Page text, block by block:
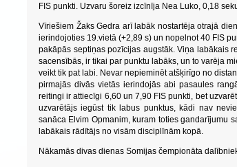
FIS punkti. Uzvaru šoreiz izcīnīja Nea Luko, 0,18
Vīriešiem Žaks Gedra arī labāk nostartēja otrajā
ierindojoties 19.vietā (+2,89 s) un nopelnot 40 FIS
pakāpās septiņas pozīcijas augstāk. Viņa labākais
sacensībās, ir tikai par punktu labāks, un to varēja
veikt tik pat labi. Nevar nepieminēt atšķirīgo no
pirmajās divās vietās ierindojās abi pasaules
reitingi ir attiecīgi 6,60 un 7,90 FIS punkti, bet
uzvarētājs iegūst tik labus punktus, kādi nav
sanāca Elvim Opmanim, kuram toties gandarījumu
labākais rādītājs no visām disciplīnām kopā.
Nākamās divas dienas Somijas čempionāta